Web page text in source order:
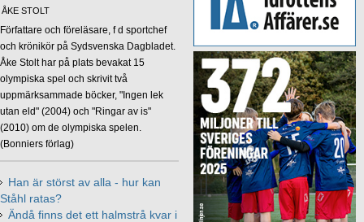
ÅKE STOLT
Författare och föreläsare, f d sportchef
och krönikör på Sydsvenska Dagbladet.
Åke Stolt har på plats bevakat 15
olympiska spel och skrivit två
uppmärksammade böcker, "Ingen lek
utan eld" (2004) och "Ringar av is"
(2010) om de olympiska spelen.
(Bonniers förlag)
Han är störst av alla - hur kan
Ståhl ratas?
Ändå finns det ett halmstrå kvar i